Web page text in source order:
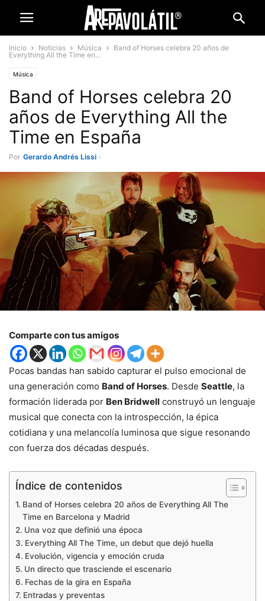
Inicio Noticias Música
Band of Horses celebra 20 años de
Everything All the Time en...
Música
Band of Horses celebra 20
años de Everything All the
Time en España
Por Gerardo Andrés Lissi -
Comparte con tus amigos
Pocas bandas han sabido capturar el pulso emocional de
una generación como Band of Horses. Desde Seattle, la
formación liderada por Ben Bridwell construyó un lenguaje
musical que conecta con la introspección, la épica
cotidiana y una melancolía luminosa que sigue resonando
con fuerza dos décadas después.
Índice de contenidos
Band of Horses celebra 20 años de Everything All The
Time en Barcelona y Madrid
Una voz que definió una época
Everything All The Time, un debut que dejó huella
Evolución, vigencia y emoción cruda
Un directo que trasciende el escenario
Fechas de la gira en España
Entradas y preventas